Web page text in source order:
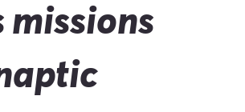
missions